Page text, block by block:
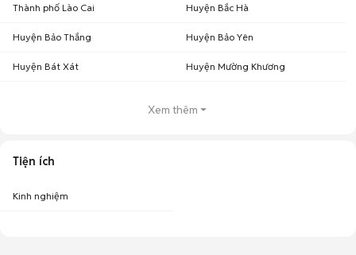
Thành phố Lào Cai Huyện Bắc Hà
Huyện Bảo Thắng Huyện Bảo Yên
Huyện Bát Xát Huyện Mường Khương
Xem thêm
Tiện ích
Kinh nghiệm